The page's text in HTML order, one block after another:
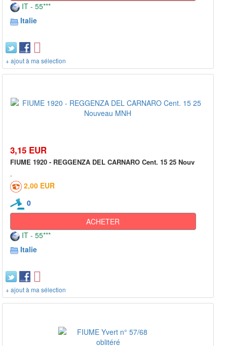
IT - 55***
Italie
+ ajout à ma sélection
3,15 EUR
FIUME 1920 - REGGENZA DEL CARNARO Cent. 15 25 Nouv
2,00 EUR
0
ACHETER
IT - 55***
Italie
+ ajout à ma sélection